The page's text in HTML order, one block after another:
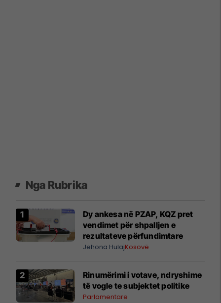
Nga Rubrika
Dy ankesa në PZAP, KQZ pret
vendimet për shpalljen e
rezultateve përfundimtare
Jehona HulajKosovë
Rinumërimi i votave, ndryshime
të vogle te subjektet politike
Parlamentare